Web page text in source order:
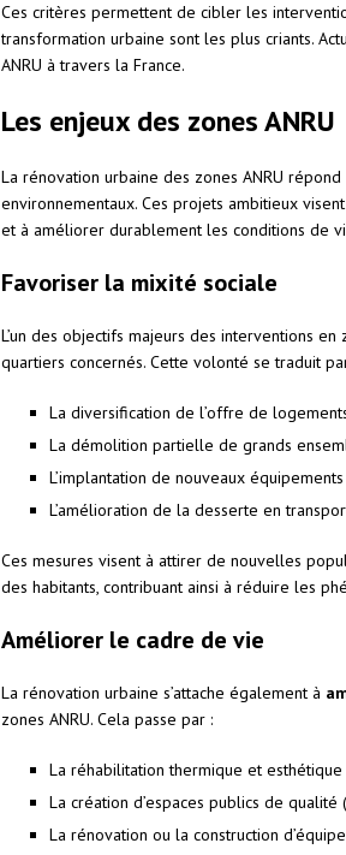
Ces critères permettent de cibler les
transformation urbaine sont les plus criants.
ANRU à travers la France.
Les enjeux des zones ANRU
La rénovation urbaine des zones ANRU
environnementaux. Ces projets ambitieux
et à améliorer durablement les conditions de
Favoriser la mixité sociale
L’un des objectifs majeurs des interventions en
quartiers concernés. Cette volonté se traduit
La diversification de l’offre de
La démolition partielle de grands
L’implantation de nouveaux
L’amélioration de la desserte en
Ces mesures visent à attirer de nouvelles
des habitants, contribuant ainsi à réduire les
Améliorer le cadre de vie
La rénovation urbaine s’attache également à
zones ANRU. Cela passe par :
La réhabilitation thermique et
La création d’espaces publics de qualité
La rénovation ou la construction